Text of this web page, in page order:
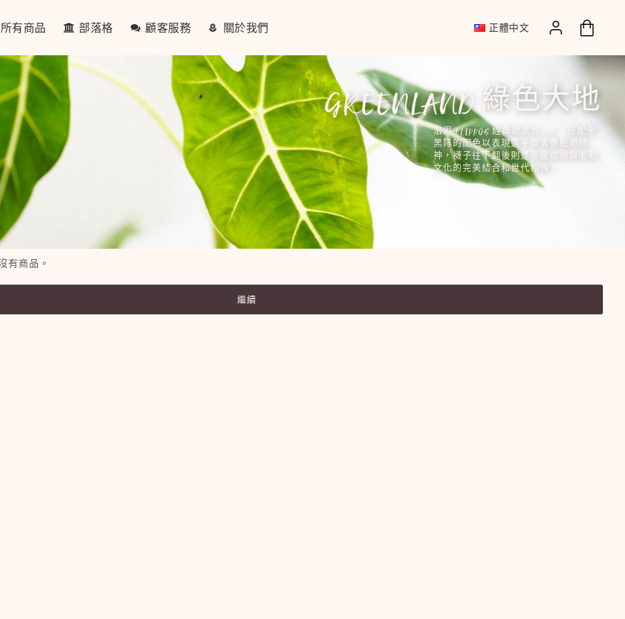
所有商品 部落格 顧客服務 關於我們 正體中文
GREENLAND 綠色大地
沿用 FLIPPOS 經典款式Tā moko，搭配全
黑隊的配色以表現選手英勇善戰的精
神，襪子往下翻後則是表達歐洲與毛利
文化的完美結合和世代相傳。
有商品。
繼續